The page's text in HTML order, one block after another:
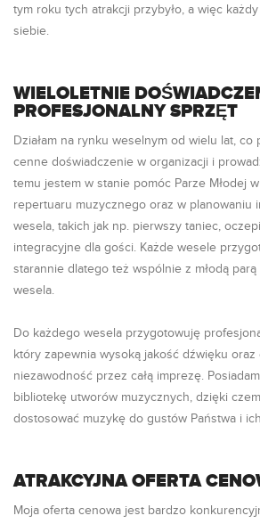
tym roku tych atrakcji przybyło, a więc
siebie.
WIELOLETNIE
PROFESJONALNY SPRZĘT
Działam na rynku weselnym od wielu lat, co
cenne doświadczenie w organizacji i
temu jestem w stanie pomóc Parze Młodej
repertuaru muzycznego oraz w planowaniu
wesela, takich jak np. pierwszy taniec,
integracyjne dla gości. Każde wesele
starannie dlatego też wspólnie z młodą
wesela.
Do każdego wesela przygotowuję
który zapewnia wysoką jakość dźwięku oraz
niezawodność przez całą imprezę.
bibliotekę utworów muzycznych, dzięki
dostosować muzykę do gustów Państwa i
ATRAKCYJNA OFERTA
Moja oferta cenowa jest bardzo